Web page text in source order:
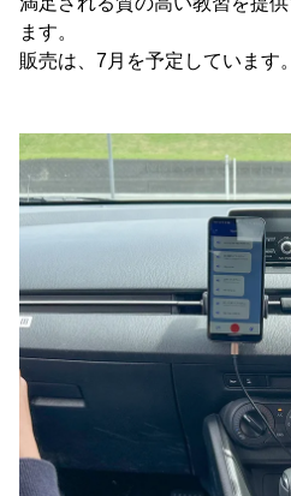
ます。
販売は、7月を予定しています。